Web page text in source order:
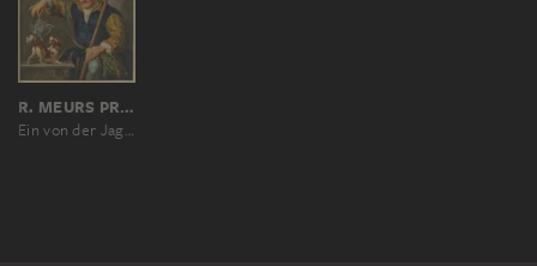
R. MEURS PRUYSENAAR, NACH ARIE DE VOIS
Ein von der Jagd gekommener Jäger in reicher Tracht zeigt seinem Hund ein Rebhuhn